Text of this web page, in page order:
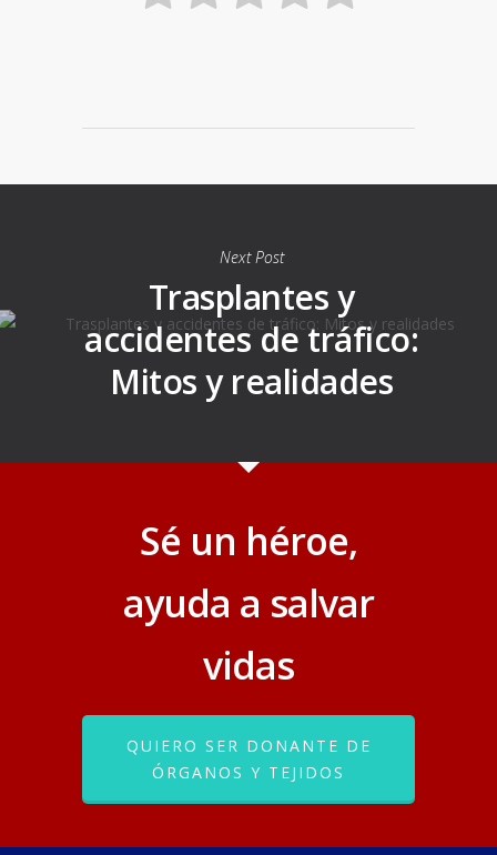
Next Post
Trasplantes y
accidentes de tráfico:
Mitos y realidades
Sé un héroe,
ayuda a salvar
vidas
QUIERO SER DONANTE DE
ÓRGANOS Y TEJIDOS